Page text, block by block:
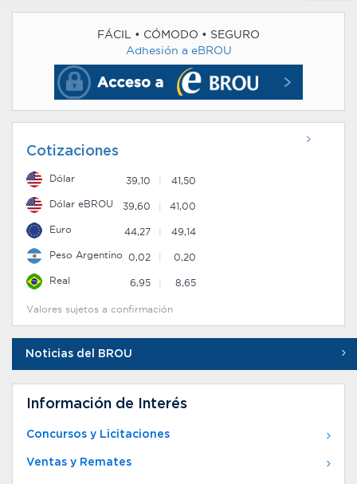
FÁCIL • CÓMODO • SEGURO
Adhesión a eBROU
Cotizaciones
Dólar 39,10 41,50
Dólar eBROU 39,60 41,00
Euro 44,27 49,14
Peso Argentino 0,02 0,20
Real 6,95 8,65
Valores sujetos a confirmación
Información de Interés
Concursos y Licitaciones
Ventas y Remates
Noticias del BROU